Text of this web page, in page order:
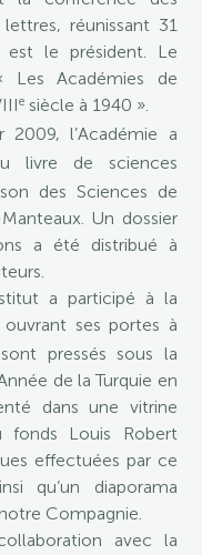
réunissant 31
le président. Le
Académies de
e siècle à 1940 ».
2009, l’Académie a
livre de sciences
des Sciences de
Un dossier
a été distribué à
a participé à la
ses portes à
pressés sous la
de la Turquie en
dans une vitrine
fonds Louis Robert
effectuées par ce
qu’un diaporama
Compagnie.
avec la